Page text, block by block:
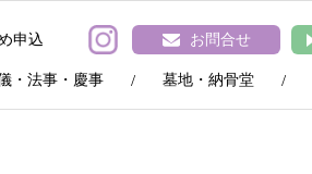
申込 お問合せ
・法事・慶事 墓地・納骨堂